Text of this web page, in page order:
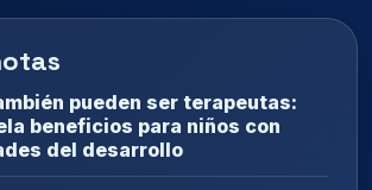
pueden ser terapeutas:
beneficios para niños con
del desarrollo